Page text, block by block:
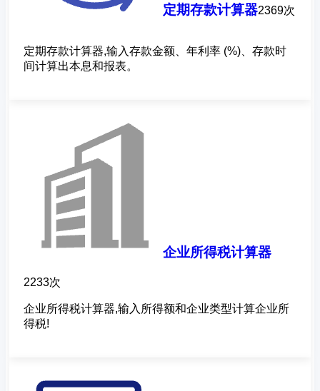
定期存款计算器2369次
定期存款计算器,输入存款金额、年利率 (%)、存款时
间计算出本息和报表。
企业所得税计算器
2233次
企业所得税计算器,输入所得额和企业类型计算企业所
得税!